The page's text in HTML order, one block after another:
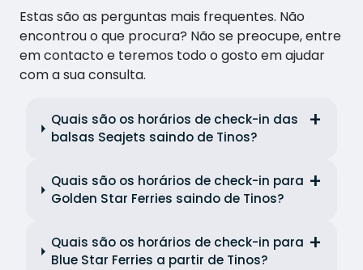
Estas são as perguntas mais frequentes. Não
encontrou o que procura? Não se preocupe, entre
em contacto e teremos todo o gosto em ajudar
com a sua consulta.
Quais são os horários de check-in das
balsas Seajets saindo de Tinos?
Quais são os horários de check-in para
Golden Star Ferries saindo de Tinos?
Quais são os horários de check-in para
Blue Star Ferries a partir de Tinos?